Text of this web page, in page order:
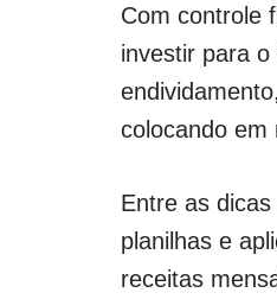
Com controle
investir para
colocando em
Entre as
planilhas e
receitas